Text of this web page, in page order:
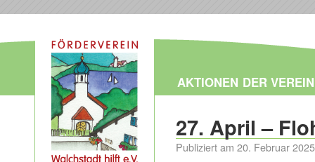
AKTIONEN DER VEREIN
27. April –
Publiziert am 20. Februar 2025